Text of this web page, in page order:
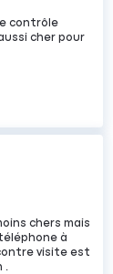
contrôle
cher pour
chers mais
à
visite est
.